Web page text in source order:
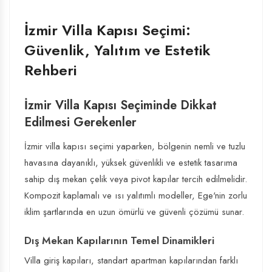
İzmir Villa Kapısı Seçimi:
Güvenlik, Yalıtım ve Estetik
Rehberi
İzmir Villa Kapısı Seçiminde Dikkat
Edilmesi Gerekenler
İzmir villa kapısı seçimi yaparken, bölgenin nemli ve tuzlu
havasına dayanıklı, yüksek güvenlikli ve estetik tasarıma
sahip dış mekan çelik veya pivot kapılar tercih edilmelidir.
Kompozit kaplamalı ve ısı yalıtımlı modeller, Ege'nin zorlu
iklim şartlarında en uzun ömürlü ve güvenli çözümü sunar.
Dış Mekan Kapılarının Temel Dinamikleri
Villa giriş kapıları, standart apartman kapılarından farklı